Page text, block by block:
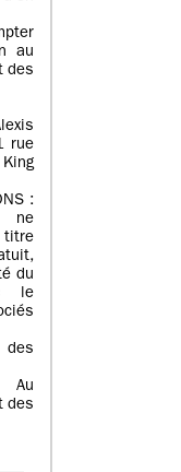
au
des
rue
:
ne
titre
du
le
des
Au
des